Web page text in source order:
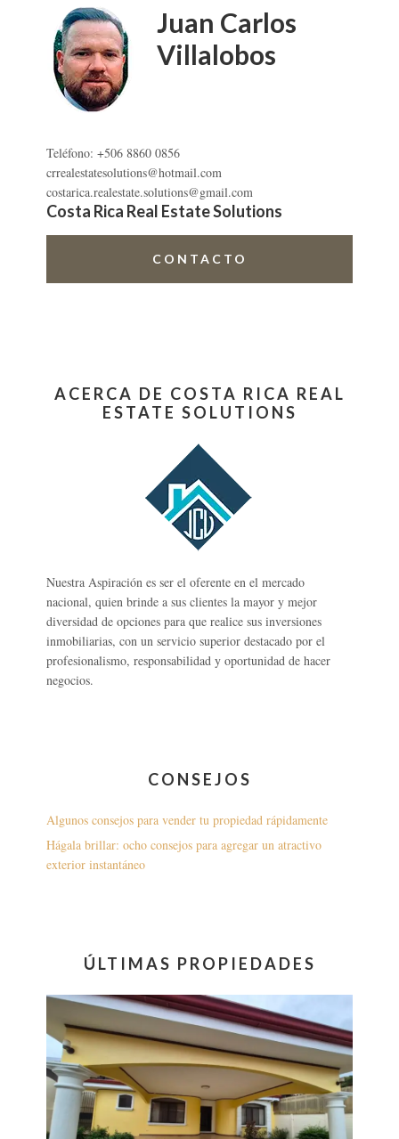
primaria
Juan Carlos
Villalobos
Teléfono: +506 8860 0856
crrealestatesolutions@hotmail.com
costarica.realestate.solutions@gmail.com
Costa Rica Real Estate Solutions
CONTACTO
ACERCA DE COSTA RICA REAL
ESTATE SOLUTIONS
Nuestra Aspiración es ser el oferente en el mercado
nacional, quien brinde a sus clientes la mayor y mejor
diversidad de opciones para que realice sus inversiones
inmobiliarias, con un servicio superior destacado por el
profesionalismo, responsabilidad y oportunidad de hacer
negocios.
CONSEJOS
Algunos consejos para vender tu propiedad rápidamente
Hágala brillar: ocho consejos para agregar un atractivo
exterior instantáneo
ÚLTIMAS PROPIEDADES